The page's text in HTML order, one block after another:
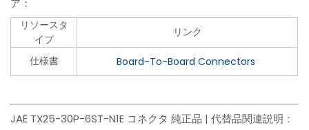
ア：
リソースタ
イプ
リンク
仕様書 Board-To-Board Connectors
JAE TX25-30P-6ST-N1E コネクタ 純正品 | 代替品関連説明：